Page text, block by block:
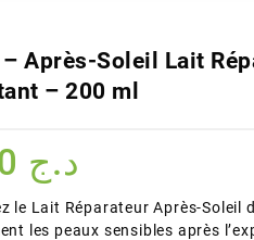
– Après-Soleil Lait
– 200 ml
د.ج
le Lait Réparateur Après-Soleil
les peaux sensibles après